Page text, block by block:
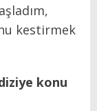
kestirmek
konu